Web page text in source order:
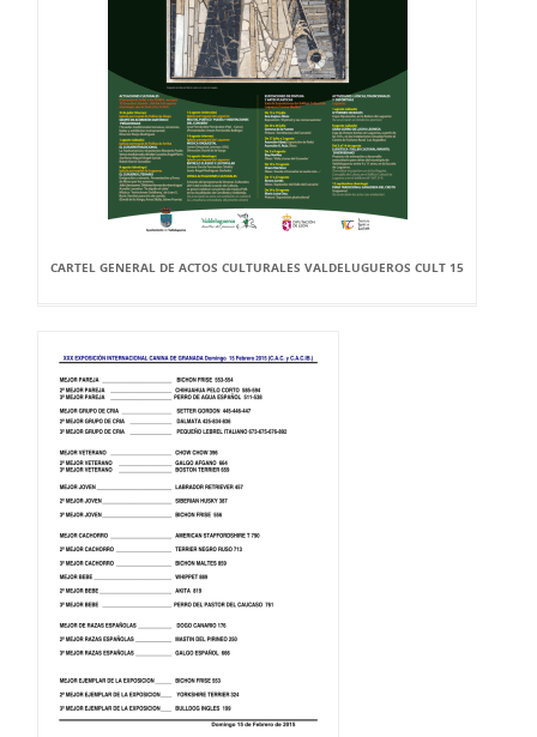
CARTEL GENERAL DE ACTOS CULTURALES VALDELUGUEROS CULT 15